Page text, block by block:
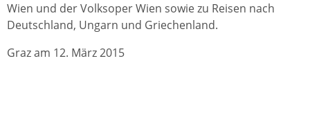
Wien und der Volksoper Wien sowie zu Reisen nach
Deutschland, Ungarn und Griechenland.
Graz am 12. März 2015